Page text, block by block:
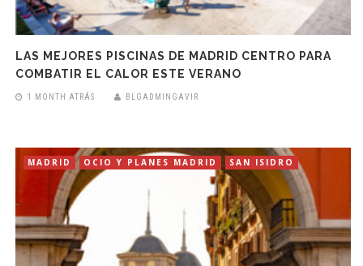
LAS MEJORES PISCINAS DE MADRID CENTRO PARA
COMBATIR EL CALOR ESTE VERANO
1 MONTH ATRÁS BLGADMINGAVIR
MADRID OCIO Y PLANES MADRID SAN ISIDRO